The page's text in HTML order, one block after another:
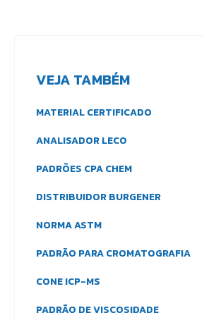
VEJA TAMBÉM
MATERIAL CERTIFICADO
ANALISADOR LECO
PADRÕES CPA CHEM
DISTRIBUIDOR BURGENER
NORMA ASTM
PADRÃO PARA CROMATOGRAFIA
CONE ICP-MS
PADRÃO DE VISCOSIDADE